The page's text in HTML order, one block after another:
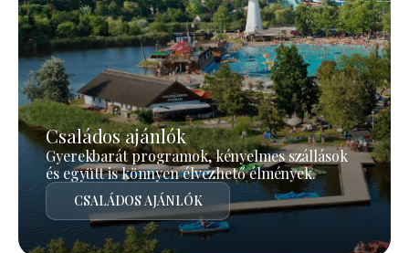
Családos ajánlók
Gyerekbarát programok, kényelmes szállások
és együtt is könnyen élvezhető élmények.
CSALÁDOS AJÁNLÓK